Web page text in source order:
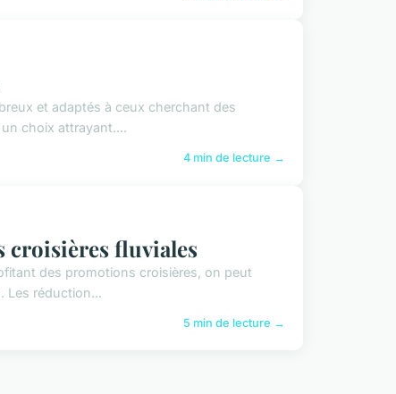
et adaptés à ceux cherchant des
choix attrayant....
4 min de lecture →
croisières fluviales
des promotions croisières, on peut
Les réduction...
5 min de lecture →